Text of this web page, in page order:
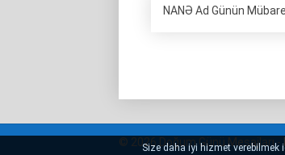
NANƏ Ad Günün
© 2026 Doğum Günü Mesajları -
Size daha iyi hizmet verebilmek